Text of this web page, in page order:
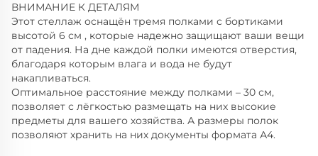
ВНИМАНИЕ К ДЕТАЛЯМ
Этот стеллаж оснащён тремя полками с бортиками
высотой 6 см , которые надежно защищают ваши вещи
от падения. На дне каждой полки имеются отверстия,
благодаря которым влага и вода не будут
накапливаться.
Оптимальное расстояние между полками – 30 см,
позволяет с лёгкостью размещать на них высокие
предметы для вашего хозяйства. А размеры полок
позволяют хранить на них документы формата А4.